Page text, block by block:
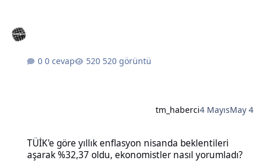
0 cevap 520 görüntü
tm_haberci4 MayısMay 4
TÜİK'e göre yıllık enflasyon nisanda beklentileri
aşarak %32,37 oldu, ekonomistler nasıl yorumladı?